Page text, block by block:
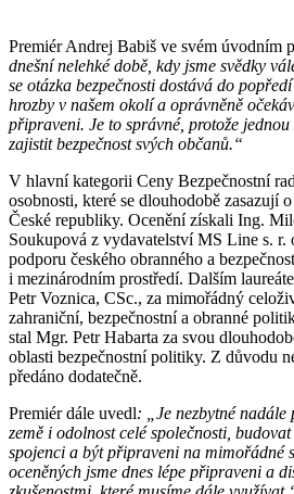
Premiér Andrej Babiš ve svém úvodním
dnešní nelehké době, kdy jsme svědky
se otázka bezpečnosti dostává do
hrozby v našem okolí a oprávněně
připraveni. Je to správné, protože
zajistit bezpečnost svých občanů.“
V hlavní kategorii Ceny Bezpečnostní
osobnosti, které se dlouhodobě zasazují
České republiky. Ocenění získali Ing.
Soukupová z vydavatelství MS Line s. r.
podporu českého obranného a
i mezinárodním prostředí. Dalším
Petr Voznica, CSc., za mimořádný
zahraniční, bezpečnostní a obranné
stal Mgr. Petr Habarta za svou
oblasti bezpečnostní politiky. Z důvodu
předáno dodatečně.
Premiér dále uvedl: „Je nezbytné nadále
země i odolnost celé společnosti,
spojenci a být připraveni na mimořádné
oceněných jsme dnes lépe připraveni a